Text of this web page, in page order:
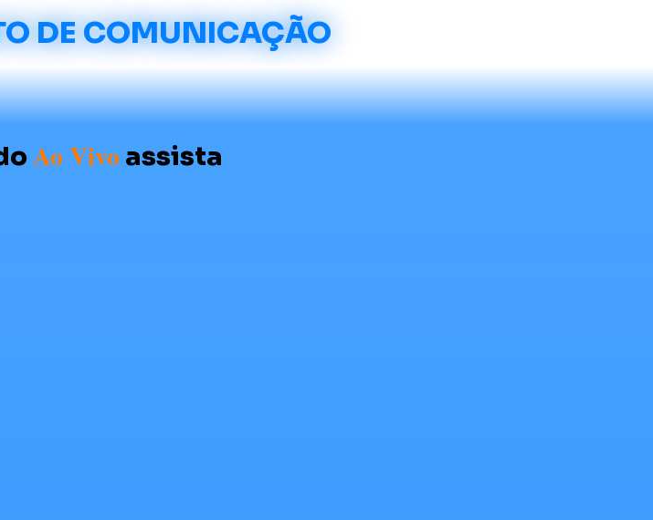
DE COMUNICAÇÃO
Ao Vivo assista